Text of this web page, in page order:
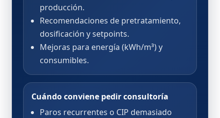
producción.
Recomendaciones de pretratamiento,
dosificación y setpoints.
Mejoras para energía (kWh/m³) y
consumibles.
Cuándo conviene pedir consultoría
Paros recurrentes o CIP demasiado